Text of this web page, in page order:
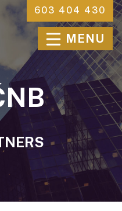
603 404 430
MENU